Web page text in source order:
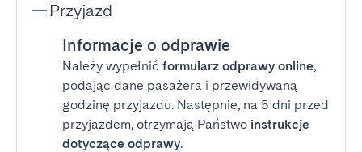
Przyjazd
Informacje o odprawie
Należy wypełnić formularz odprawy online,
podając dane pasażera i przewidywaną
godzinę przyjazdu. Następnie, na 5 dni przed
przyjazdem, otrzymają Państwo instrukcje
dotyczące odprawy.